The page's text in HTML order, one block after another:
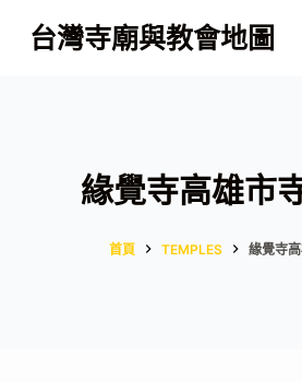
跳
至
台灣寺廟與教會地圖
緣覺寺高雄市
首頁 TEMPLES 緣覺寺